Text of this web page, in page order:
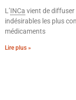
L’INCa vient de
indésirables les plus
médicaments
Lire plus »